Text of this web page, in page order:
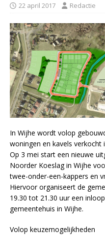
22 april 2017 Redactie
In Wijhe wordt volop
woningen en kavels
Op 3 mei start een nieuwe
Noorder Koeslag in Wijhe
twee-onder-een-kappers en
Hiervoor organiseert de
19.30 tot 21.30 uur een
gemeentehuis in Wijhe.
Volop keuzemogelijkheden